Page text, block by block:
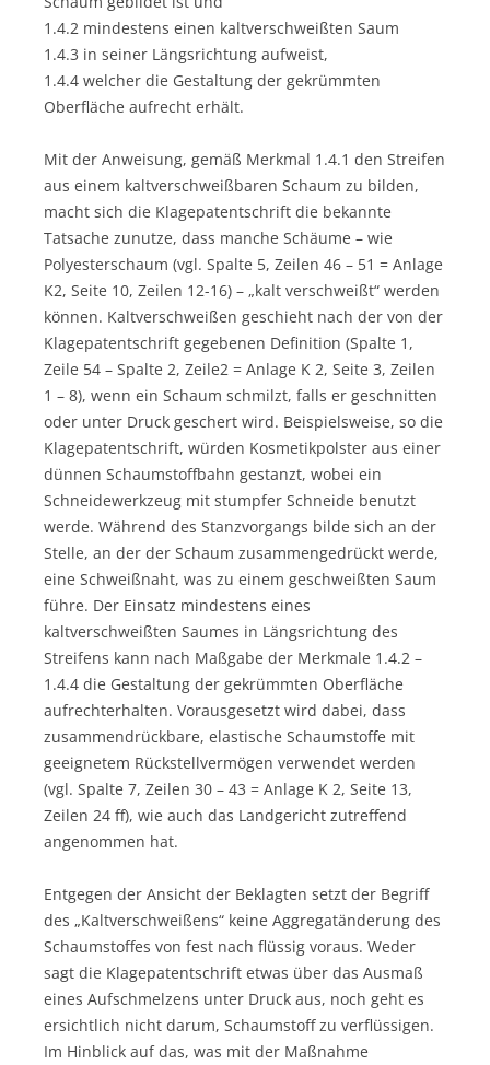
1.4.2 mindestens einen kaltverschweißten Saum
1.4.3 in seiner Längsrichtung aufweist,
1.4.4 welcher die Gestaltung der gekrümmten
Oberfläche aufrecht erhält.
Mit der Anweisung, gemäß Merkmal 1.4.1 den Streifen
aus einem kaltverschweißbaren Schaum zu bilden,
macht sich die Klagepatentschrift die bekannte
Tatsache zunutze, dass manche Schäume – wie
Polyesterschaum (vgl. Spalte 5, Zeilen 46 – 51 = Anlage
K2, Seite 10, Zeilen 12-16) – „kalt verschweißt“ werden
können. Kaltverschweißen geschieht nach der von der
Klagepatentschrift gegebenen Definition (Spalte 1,
Zeile 54 – Spalte 2, Zeile2 = Anlage K 2, Seite 3, Zeilen
1 – 8), wenn ein Schaum schmilzt, falls er geschnitten
oder unter Druck geschert wird. Beispielsweise, so die
Klagepatentschrift, würden Kosmetikpolster aus einer
dünnen Schaumstoffbahn gestanzt, wobei ein
Schneidewerkzeug mit stumpfer Schneide benutzt
werde. Während des Stanzvorgangs bilde sich an der
Stelle, an der der Schaum zusammengedrückt werde,
eine Schweißnaht, was zu einem geschweißten Saum
führe. Der Einsatz mindestens eines
kaltverschweißten Saumes in Längsrichtung des
Streifens kann nach Maßgabe der Merkmale 1.4.2 –
1.4.4 die Gestaltung der gekrümmten Oberfläche
aufrechterhalten. Vorausgesetzt wird dabei, dass
zusammendrückbare, elastische Schaumstoffe mit
geeignetem Rückstellvermögen verwendet werden
(vgl. Spalte 7, Zeilen 30 – 43 = Anlage K 2, Seite 13,
Zeilen 24 ff), wie auch das Landgericht zutreffend
angenommen hat.
Entgegen der Ansicht der Beklagten setzt der Begriff
des „Kaltverschweißens“ keine Aggregatänderung des
Schaumstoffes von fest nach flüssig voraus. Weder
sagt die Klagepatentschrift etwas über das Ausmaß
eines Aufschmelzens unter Druck aus, noch geht es
ersichtlich nicht darum, Schaumstoff zu verflüssigen.
Im Hinblick auf das, was mit der Maßnahme